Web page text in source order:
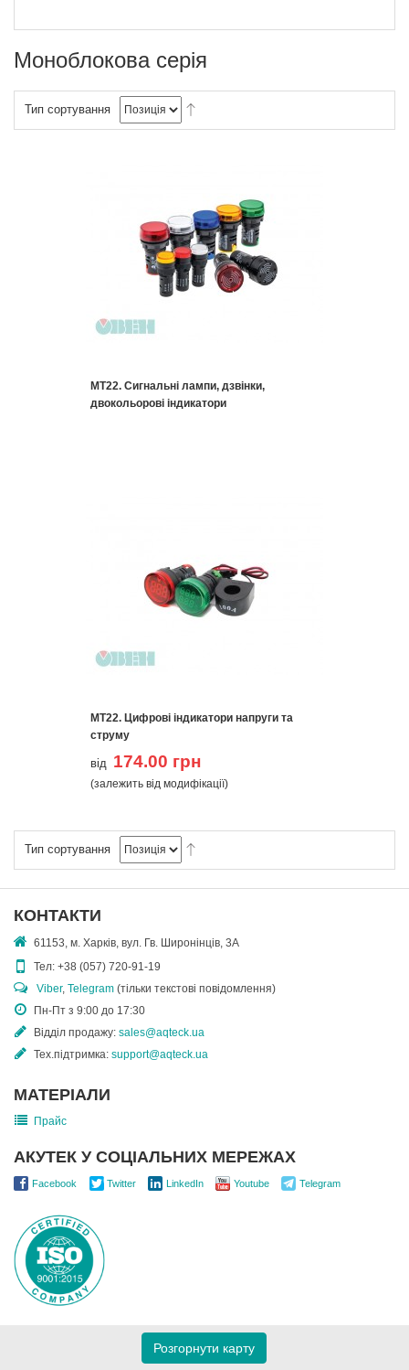
Моноблокова серія
Тип сортування
MT22. Сигнальні лампи, дзвінки,
двокольорові індикатори
МТ22. Цифрові індикатори напруги та
струму
від 174.00 грн
(залежить від модифікації)
Тип сортування
КОНТАКТИ
61153, м. Харків, вул. Гв. Широнінців, 3А
Тел: +38 (057) 720-91-19
Viber, Telegram (тільки текстові повідомлення)
Пн-Пт з 9:00 до 17:30
Відділ продажу: sales@aqteck.ua
Тех.підтримка: support@aqteck.ua
МАТЕРІАЛИ
Прайс
АКУТЕК У СОЦІАЛЬНИХ МЕРЕЖАХ
Facebook Twitter LinkedIn Youtube Telegram
Розгорнути карту